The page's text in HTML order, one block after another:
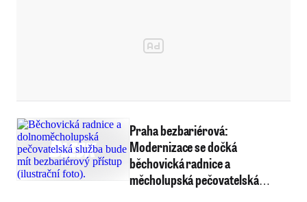
Praha bezbariérová:
Modernizace se dočká
běchovická radnice a
měcholupská pečovatelská